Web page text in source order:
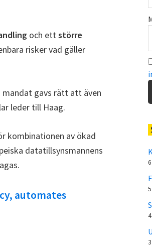
och ettstörre
risker vad gäller
mandat gavs rätt att även
leder till Haag.
kombinationen av ökad
datatillsynsmannens
automates